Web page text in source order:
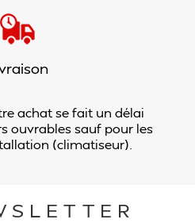
achat se fait un délai
ouvrables sauf pour les
(climatiseur).